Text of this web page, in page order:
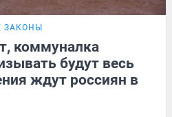
ЗАКОНЫ
коммуналка
будут весь
ждут россиян в